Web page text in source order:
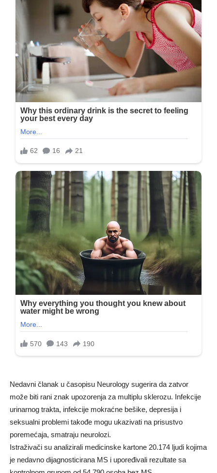
Nedavni članak u časopisu Neurology sugerira da zatvor
može biti rani znak upozorenja za multiplu sklerozu. Infekcije
urinarnog trakta, infekcije mokraćne bešike, depresija i
seksualni problemi takođe mogu ukazivati ​​na prisustvo
poremećaja, smatraju neurolozi.
Istraživači su analizirali medicinske kartone 20.174 ljudi kojima
je nedavno dijagnosticirana MS i upoređivali rezultate sa